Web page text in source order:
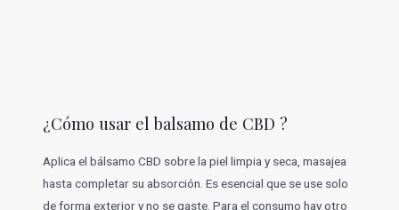
¿Cómo usar el balsamo de CBD ?
Aplica el bálsamo CBD sobre la piel limpia y seca, masajea
hasta completar su absorción. Es esencial que se use solo
de forma exterior y no se gaste. Para el consumo hay otro